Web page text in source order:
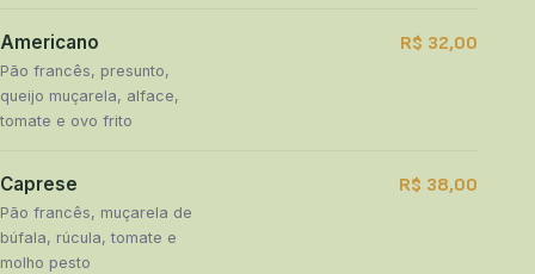
Americano
Pão francês, presunto,
queijo muçarela, alface,
tomate e ovo frito
R$ 32,00
Caprese
Pão francês, muçarela de
búfala, rúcula, tomate e
molho pesto
R$ 38,00